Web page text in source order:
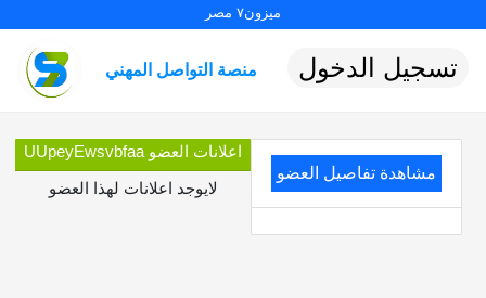
ميزون٧ مصر
منصة التواصل المهني تسجيل الدخول
مشاهدة تفاصيل العضو
اعلانات العضو UUpeyEwsvbfaa
لايوجد اعلانات لهذا العضو